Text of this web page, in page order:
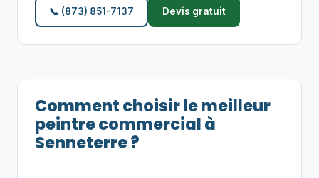
📞 (873) 851-7137 Devis gratuit
Comment choisir le meilleur
peintre commercial à
Senneterre ?